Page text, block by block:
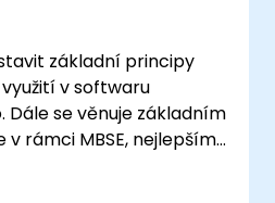
simulací tak, aby
základní principy
využití v softwaru
se věnuje základním
rámci MBSE, nejlepším
a používání dotazů na